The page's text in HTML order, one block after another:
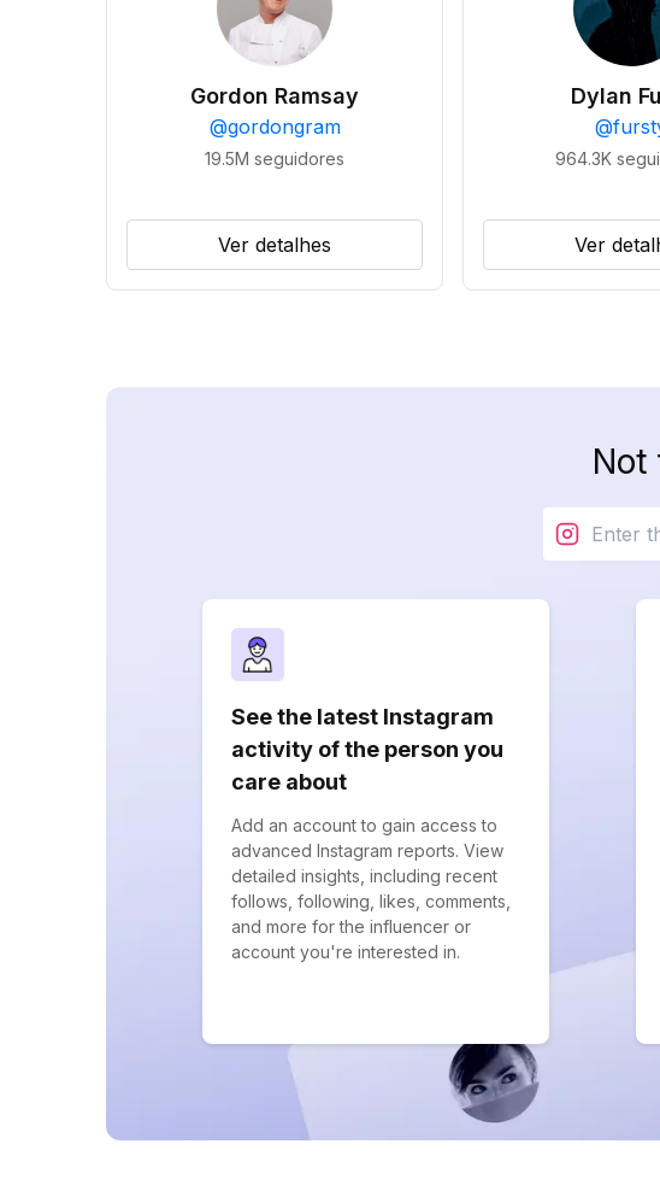
Gordon Ramsay
@gordongram
19.5M seguidores
Ver detalhes
Dylan
@
964.3K
Ver
Not
See the latest Instagram
activity of the person you
care about
Add an account to gain access to
advanced Instagram reports. View
detailed insights, including recent
follows, following, likes, comments,
and more for the influencer or
account you're interested in.